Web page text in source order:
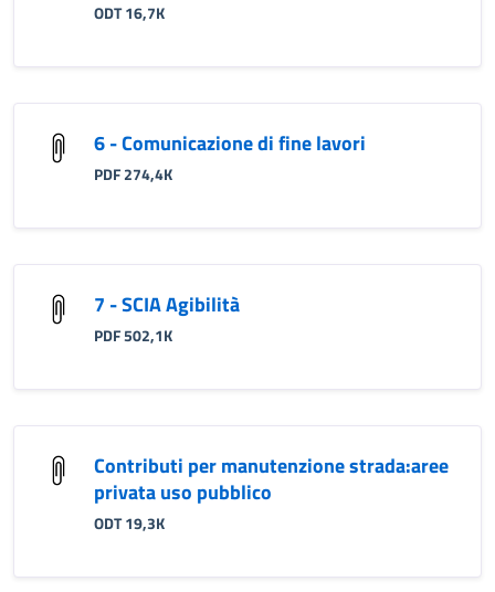
ODT 16,7K
6 - Comunicazione di fine lavori
PDF 274,4K
7 - SCIA Agibilità
PDF 502,1K
Contributi per manutenzione strada:aree
privata uso pubblico
ODT 19,3K